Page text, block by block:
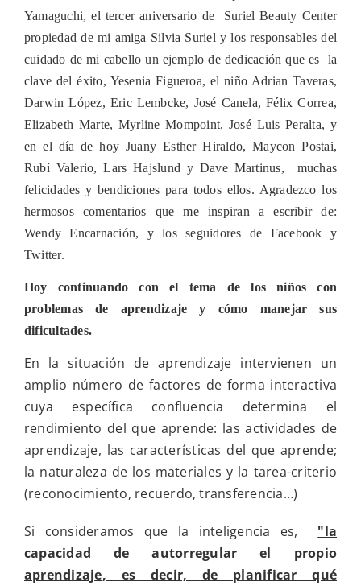
manejar
dificultades
Yamaguchi, el tercer aniversario de
Suriel Beauty Center
propiedad de mi amiga Silvia Suriel y los responsables del
cuidado de mi cabello un ejemplo de dedicación que es
la
clave del éxito, Yesenia Figueroa, el niño Adrian Taveras,
Darwin López, Eric Lembcke, José Canela, Félix Correa,
Elizabeth Marte, Myrline Mompoint, José Luis Peralta, y
en el día de hoy Juany Esther Hiraldo, Maycon Postai,
Rubí Valerio, Lars Hajslund y Dave Martinus,
muchas
felicidades y bendiciones para todos ellos. Agradezco los
hermosos comentarios que me inspiran a escribir de:
Wendy Encarnación, y los seguidores de Facebook y
Twitter.
Hoy continuando con el tema de los niños con
problemas de aprendizaje y cómo manejar sus
dificultades.
En la situación de aprendizaje intervienen un
amplio número de factores de forma interactiva
cuya específica confluencia determina el
rendimiento del que aprende: las actividades de
aprendizaje, las características del que aprende;
la naturaleza de los materiales y la tarea-criterio
(reconocimiento, recuerdo, transferencia…)
Si consideramos que la inteligencia es,
"la
capacidad de autorregular el propio
aprendizaje, es decir, de planificar qué